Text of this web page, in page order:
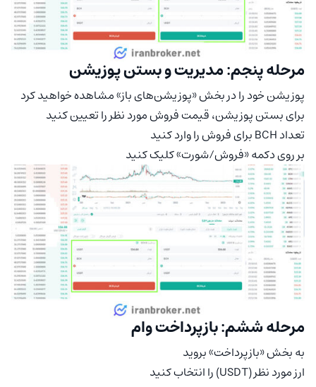
مرحله پنجم: مدیریت و بستن پوزیشن
پوزیشن خود را در بخش «پوزیشن‌های باز» مشاهده خواهید کرد
برای بستن پوزیشن، قیمت فروش مورد نظر را تعیین کنید
تعداد BCH برای فروش را وارد کنید
بر روی دکمه «فروش/شورت» کلیک کنید
مرحله ششم: بازپرداخت وام
به بخش «بازپرداخت» بروید
ارز مورد نظر (USDT) را انتخاب کنید